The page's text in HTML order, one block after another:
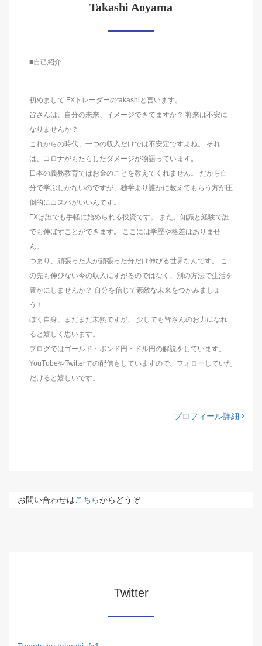
Takashi Aoyama
■自己紹介
初めまして FXトレーダーのtakashiと言います。
皆さんは、自分の未来、イメージできてますか？ 将来は不安に
なりませんか？
これからの時代、一つの収入だけでは不安定ですよね。 それ
は、コロナがもたらしたダメージが物語っています。
日本の義務教育ではお金のことを教えてくれません。 だから自
分で学ぶしかないのですが、独学より誰かに教えてもらう方が圧
倒的にコスパがいいんです。
FXは誰でも手軽に始められる投資です。 また、知識と経験で誰
でも伸ばすことができます。 ここには学歴や格差はありませ
ん。
つまり、頑張った人が頑張った分だけ伸びる世界なんです。 こ
の先も伸びない今の収入にすがるのではなく、別の方法で生活を
豊かにしませんか？ 自分を信じて素敵な未来をつかみましょ
う！
ぼく自身、まだまだ未熟ですが、 少しでも皆さんのお力になれ
ると嬉しく思います。
ブログではゴールド・ポンド円・ドル円の解説をしています。
YouTubeやTwitterでの配信もしていますので、フォローしていた
だけると嬉しいです。
プロフィール詳細
お問い合わせはこちらからどうぞ
Twitter